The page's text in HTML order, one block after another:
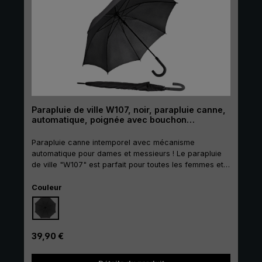
Parapluie de ville W107, noir, parapluie canne,
automatique, poignée avec bouchon
Parapluie canne intemporel avec mécanisme
automatique pour dames et messieurs ! Le parapluie
de ville "W107" est parfait pour toutes les femmes et
mauvais temps. Son design classique en noir en fait un
accessoire intemporel qui s'accorde aussi bien avec
poignée à crochet rond en gris confère au parapluie
un aspect élégant. Le bouchon antidérapant à
l'extrémité de la poignée est également très pratique.
Il est ainsi facile de suspendre le parapluie à n'importe
Sélectionnez
Couleur
Prix régulier :
39,90 €